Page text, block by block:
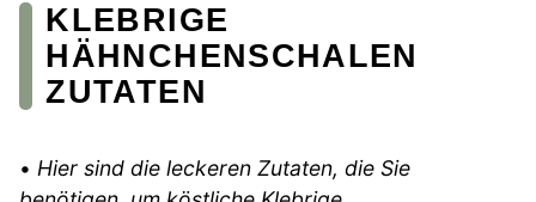
KLEBRIGE
HÄHNCHENSCHALEN
ZUTATEN
• Hier sind die leckeren Zutaten, die Sie